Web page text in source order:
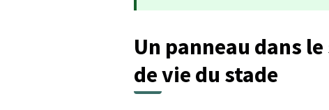
Un panneau dans
de vie du stade